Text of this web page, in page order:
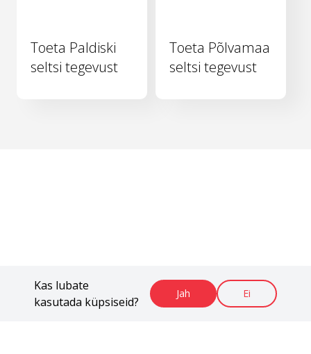
Kas lubate
kasutada küpsiseid?
Jah Ei
Toeta Paldiski
seltsi tegevust
Toeta Põlvamaa
seltsi tegevust